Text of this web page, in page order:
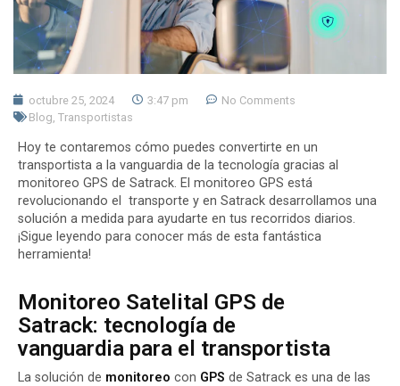
octubre 25, 2024 3:47 pm
No Comments
Blog Transportistas
Hoy te contaremos cómo puedes convertirte en un
transportista a la vanguardia de la tecnología gracias al
monitoreo GPS de Satrack. El monitoreo GPS está
revolucionando el transporte y en Satrack desarrollamos una
solución a medida para ayudarte en tus recorridos diarios.
¡Sigue leyendo para conocer más de esta fantástica
herramienta!
Monitoreo Satelital GPS de
Satrack: tecnología de
vanguardia para el transportista
La solución de monitoreo con GPS de Satrack es una de las